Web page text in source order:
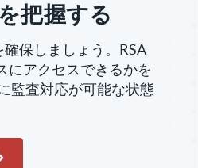
把握する
保しましょう。RSA
にアクセスできるかを
監査対応が可能な状態